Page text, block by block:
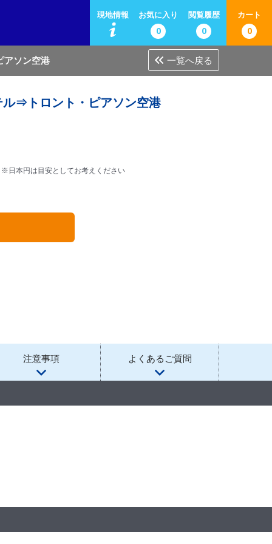
現地情報
お気に入り
0
閲覧履歴
0
カート
0
アソン空港 一覧へ戻る
⇒トロント・ピアソン空港
※日本円は目安としてお考えください
注意事項 よくあるご質問